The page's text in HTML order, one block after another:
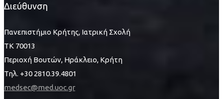
Διεύθυνση
Πανεπιστήμιο Κρήτης, Ιατρική Σχολή
ΤΚ 70013
Περιοχή Βουτών, Ηράκλειο, Κρήτη
Τηλ. +30 2810.39.4801
medsec@med.uoc.gr